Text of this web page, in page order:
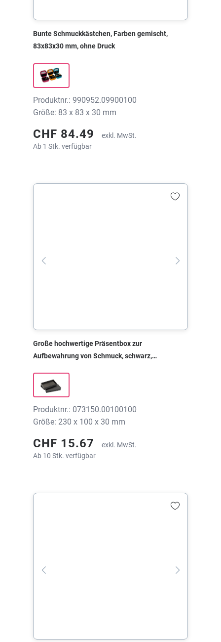
Bunte Schmuckkästchen, Farben gemischt,
83x83x30 mm, ohne Druck
Produktnr.: 990952.09900100
Größe: 83 x 83 x 30 mm
CHF 84.49
exkl. MwSt.
Ab 1 Stk. verfügbar
Große hochwertige Präsentbox zur
Aufbewahrung von Schmuck, schwarz,
Produktnr.: 073150.00100100
Größe: 230 x 100 x 30 mm
CHF 15.67
exkl. MwSt.
Ab 10 Stk. verfügbar